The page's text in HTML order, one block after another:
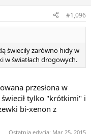
#1,096
świeciły zarówno hidy w
w światłach drogowych.
przesłona w
tylko "krótkimi" i
bi-xenon z
Ostatnia edycja: Mar 25, 2015